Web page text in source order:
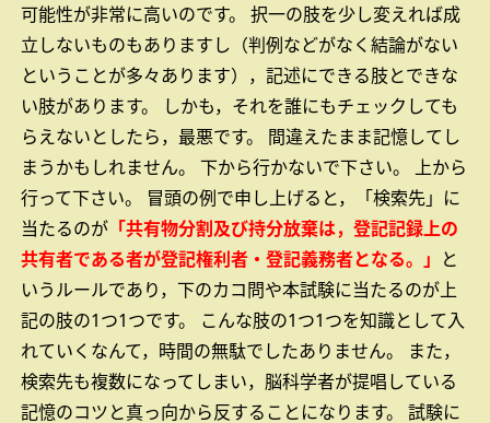
可能性が非常に高いのです。
択一の肢を少し変えれば成
立しないものもありますし（判例などがなく結論がない
ということが多々あります），記述にできる肢とできな
い肢があります。
しかも，それを誰にもチェックしても
らえないとしたら，最悪です。
間違えたまま記憶してし
まうかもしれません。
下から行かないで下さい。
上から
行って下さい。
冒頭の例で申し上げると，「検索先」に
当たるのが 「共有物分割及び持分放棄は，登記記録上の
共有者である者が登記権利者・登記義務者となる。」 と
いうルールであり，下のカコ問や本試験に当たるのが上
記の肢の1つ1つです。
こんな肢の1つ1つを知識として入
れていくなんて，時間の無駄でしたありません。
また，
検索先も複数になってしまい，脳科学者が提唱している
記憶のコツと真っ向から反することになります。
試験に